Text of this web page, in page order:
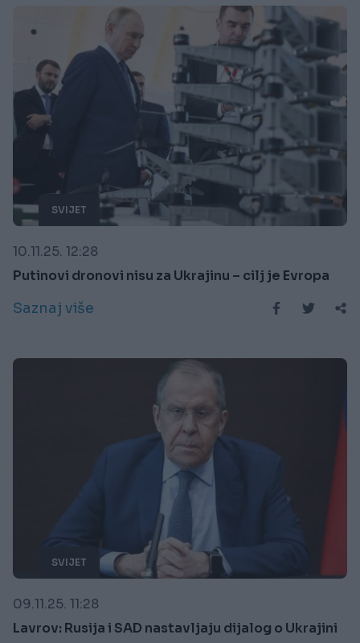
SVIJET
10.11.25. 12:28
Putinovi dronovi nisu za Ukrajinu – cilj je Evropa
Saznaj više
SVIJET
09.11.25. 11:28
Lavrov: Rusija i SAD nastavljaju dijalog o Ukrajini